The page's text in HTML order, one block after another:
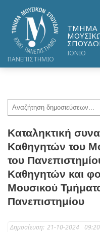
ΤΜΗΜΑ
ΙΟΝΙΟ
ΠΑΝΕΠΙΣΤΗΜΙΟ
Καταληκτική
Καθηγητών του
του
Καθηγητών και
Μουσικού
Πανεπιστημίου
Δημοσίευση: 21-10-2024